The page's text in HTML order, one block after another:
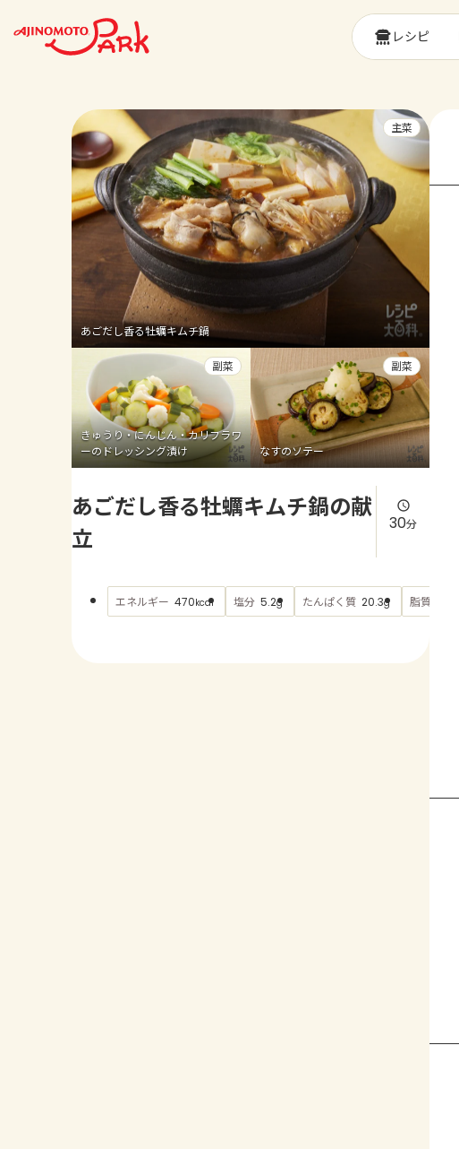
レシピ
あごだし香る牡蠣キムチ鍋
主菜
きゅうり・にんじん・カリフラワ
ーのドレッシング漬け
副菜
なすのソテー
副菜
あごだし香る牡蠣キムチ鍋の献
立
30分
エネルギー 470kcal 塩分 5.2g たんぱく質 20.3g 脂質